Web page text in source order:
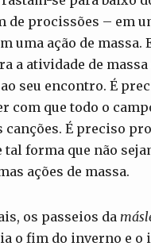
de procissões – em
uma ação de massa.
a atividade de massa
seu encontro. É
com que todo o
canções. É preciso
tal forma que não
ações de massa.
os passeios da
o fim do inverno e o